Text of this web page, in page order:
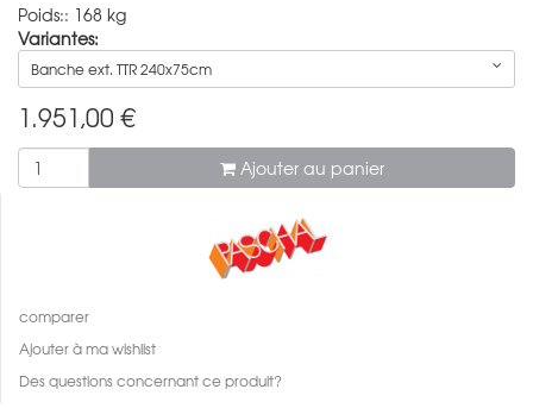
Poids:: 168 kg
Variantes:
Banche ext. TTR 240x75cm
1.951,00 €
Ajouter au panier
comparer
Ajouter à ma wishlist
Des questions concernant ce produit?